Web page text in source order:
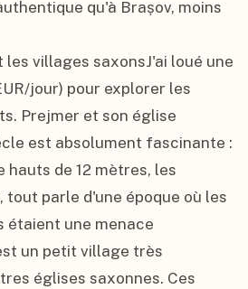
qu'à Brașov, moins
les villages saxonsJ'ai loué une
jour) pour explorer les
Prejmer et son église
est absolument fascinante :
hauts de 12 mètres, les
parle d'une époque où les
étaient une menace
un petit village très
églises saxonnes. Ces